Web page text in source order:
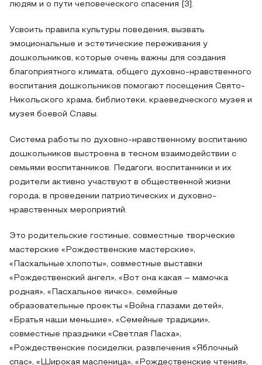
людям и о пути человеческого спасения [3].
Усвоить правила культуры поведения, вызвать
эмоциональные и эстетические переживания у
дошкольников, которые очень важны для создания
благоприятного климата, общего духовно-нравственного
воспитания дошкольников помогают посещения Свято-
Никольского храма, библиотеки, краеведческого музея и
музея боевой Славы.
Система работы по духовно-нравственному воспитанию
дошкольников выстроена в тесном взаимодействии с
семьями воспитанников. Педагоги, воспитанники и их
родители активно участвуют в общественной жизни
города, в проведении патриотических и духовно-
нравственных мероприятий.
Это родительские гостиные, совместные творческие
мастерские «Рождественские мастерские»,
«Пасхальные хлопоты», совместные выставки
«Рождественский ангел», «Вот она какая – мамочка
родная», «Пасхальное яичко», семейные
образовательные проекты «Война глазами детей»,
«Братья наши меньшие», «Семейные традиции»,
совместные праздники «Светлая Пасха»,
«Рождественские посиделки, развлечения «Яблочный
спас», «Широкая масленица», «Рождественские чтения»,